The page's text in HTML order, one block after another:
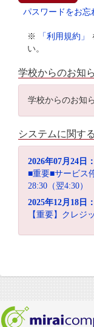
パスワードをお忘
※ 「利用規約」
い。
学校からのお知
学校からのお知
システムに関す
2026年07月24日：
■重要■サービス
28:30（翌4:30）
2025年12月18日：
【重要】クレジ